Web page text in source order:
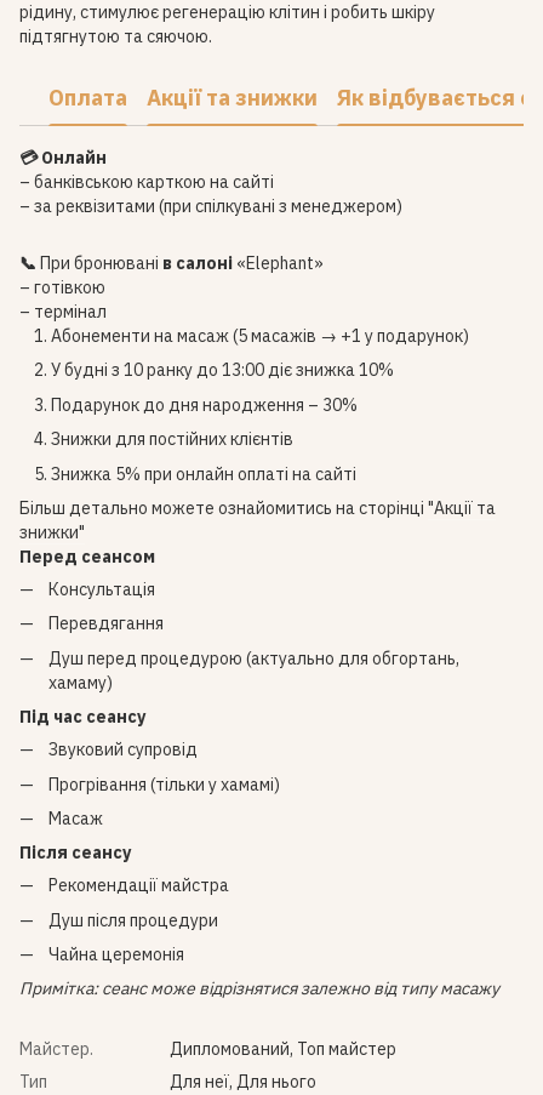
рідину, стимулює регенерацію клітин і робить шкіру
підтягнутою та сяючою.
Оплата Акції та знижки Як відбувається
💳 Онлайн
– банківською карткою на сайті
– за реквізитами (при спілкувані з менеджером)
📞 При бронювані в салоні «Elephant»
– готівкою
– термінал
Абонементи на масаж (5 масажів → +1 у подарунок)
У будні з 10 ранку до 13:00 діє знижка 10%
Подарунок до дня народження – 30%
Знижки для постійних клієнтів
Знижка 5% при онлайн оплаті на сайті
Більш детально можете ознайомитись на сторінці "Акції та
знижки"
Перед сеансом
Консультація
Перевдягання
Душ перед процедурою (актуально для обгортань,
хамаму)
Під час сеансу
Звуковий супровід
Прогрівання (тільки у хамамі)
Масаж
Після сеансу
Рекомендації майстра
Душ після процедури
Чайна церемонія
Примітка: сеанс може відрізнятися залежно від типу масажу
Майстер.
Дипломований, Топ майстер
Тип
Для неї, Для нього